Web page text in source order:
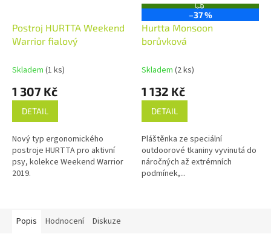
Postroj HURTTA Weekend
Warrior fialový
Skladem (1 ks)
1 307 Kč
DETAIL
Nový typ ergonomického
postroje HURTTA pro aktivní
psy, kolekce Weekend Warrior
2019.
Z
D
A
R
–37 %
Hurtta Monsoon
borůvková
Skladem (2 ks)
1 132 Kč
DETAIL
Pláštěnka ze speciální
outdoorové tkaniny vyvinutá do
náročných až extrémních
podmínek,...
Popis Hodnocení Diskuze